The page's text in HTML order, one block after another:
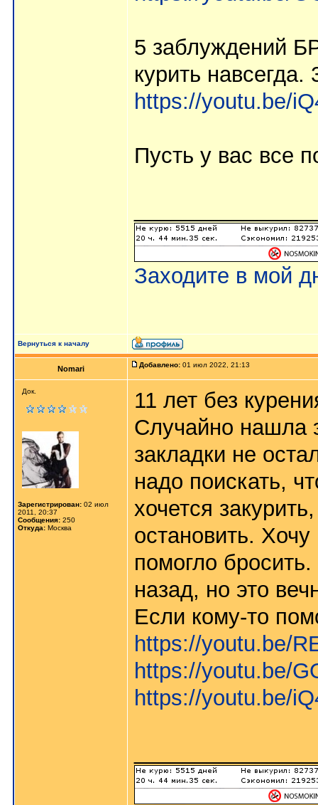
5 заблуждений
курить навсегда.
https://youtu.be/
Пусть у вас все
Заходите в мой
Вернуться к началу
Nomari Добавлено: 01 июл 2022, 21:13
Док.
Зарегистрирован: 02 июл
2011, 20:37
Сообщения: 250
Откуда: Москва
11 лет без
Случайно нашла
закладки не
надо поискать,
хочется
остановить.
помогло
назад, но это
Если кому-то
https://youtu.be/
https://youtu.be/
https://youtu.be/